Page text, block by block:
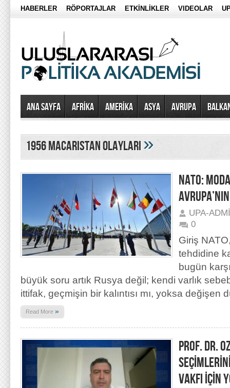
HABERLER RÖPORTAJLAR ETKİNLİKLER VIDEOLAR
Ana Sayfa AFRİKA AMERİKA ASYA AVRUPA
1956 macaristan olayları»
NATO:
UPA-
0
Giriş
tehdidine
bugün
büyük soru artık Rusya değil; kendi varlık
ittifak, geçmişin bir kalıntısı mı, yoksa değişen
Read More »
PROF. DR.
VAKFI İÇİN